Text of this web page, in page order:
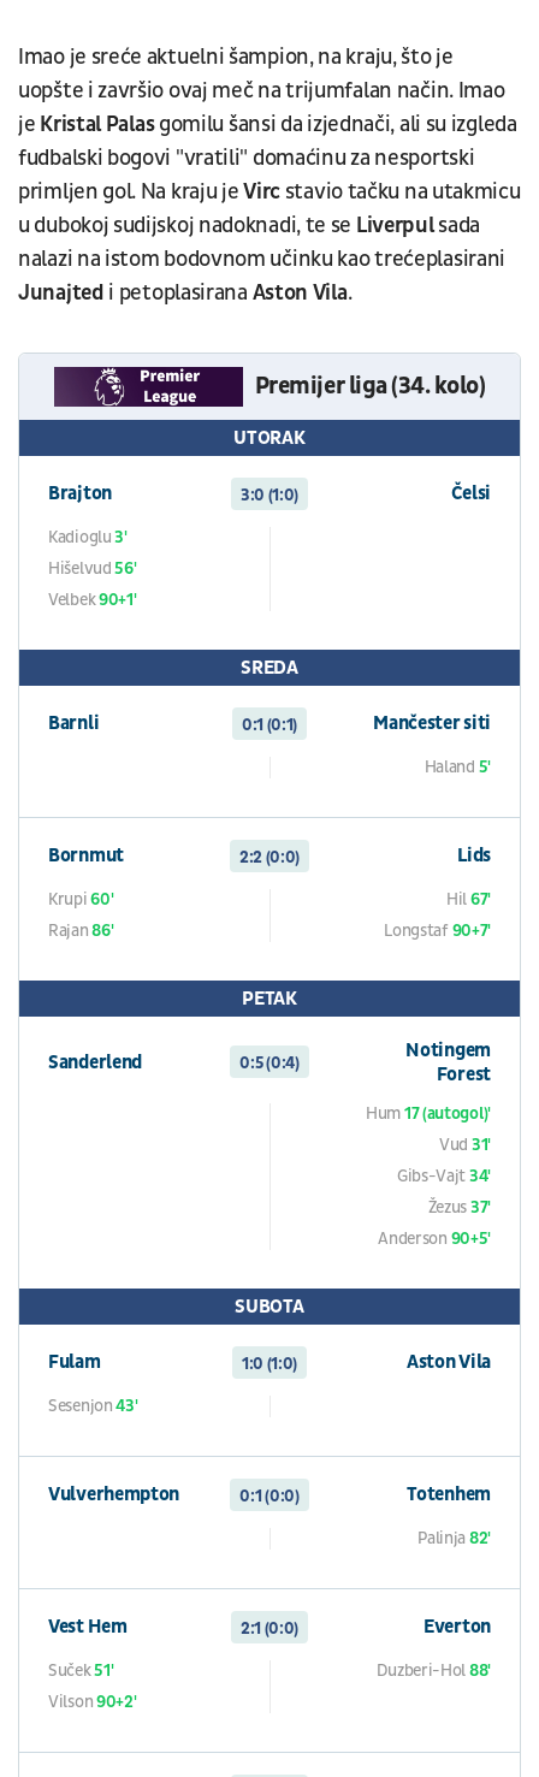
Imao je sreće aktuelni šampion, na kraju, što je
uopšte i završio ovaj meč na trijumfalan način. Imao
je Kristal Palasgomilu šansi da izjednači, ali su izgleda
fudbalski bogovi "vratili" domaćinu za nesportski
primljen gol. Na kraju jeVirc stavio tačku na utakmicu
u dubokoj sudijskoj nadoknadi, te se Liverpulsada
nalazi na istom bodovnom učinku kao trećeplasirani
Junajted i petoplasirana Aston Vila.
Premijer liga (34. kolo)
UTORAK
Brajton 3:0 (1:0) Čelsi
Kadioglu3'
Hišelvud56'
Velbek90+1'
SREDA
Barnli 0:1 (0:1) Mančester siti
Haland 5'
Bornmut 2:2 (0:0) Lids
Krupi60'
Rajan86'
Hil67'
Longstaf 90+7'
PETAK
Sanderlend 0:5 (0:4)
Notingem
Forest
Hum17 (autogol)'
Vud 31'
Gibs-Vajt34'
Žezus37'
Anderson 90+5'
SUBOTA
Fulam 1:0 (1:0) Aston Vila
Sesenjon43'
Vulverhempton 0:1 (0:0) Totenhem
Palinja 82'
Vest Hem 2:1 (0:0) Everton
Suček51'
Vilson90+2'
Duzberi-Hol88'